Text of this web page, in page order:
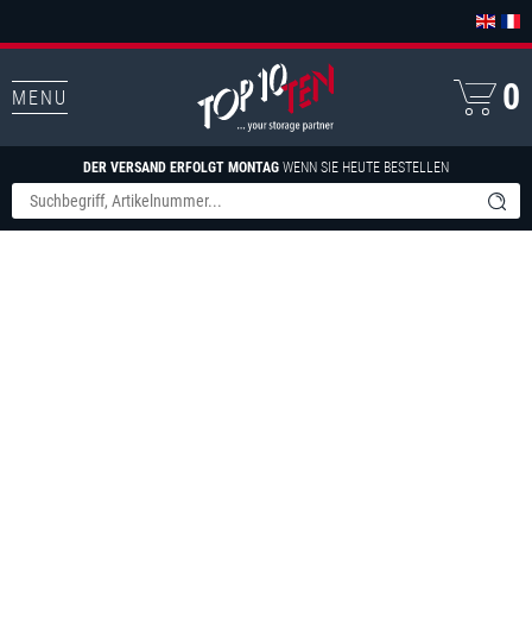
MENU
DER VERSAND ERFOLGT MONTAG WENN SIE HEUTE BESTELLEN
0